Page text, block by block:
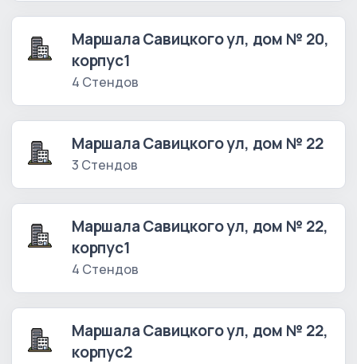
Маршала Савицкого ул, дом № 20,
корпус1
4 Стендов
Маршала Савицкого ул, дом № 22
3 Стендов
Маршала Савицкого ул, дом № 22,
корпус1
4 Стендов
Маршала Савицкого ул, дом № 22,
корпус2